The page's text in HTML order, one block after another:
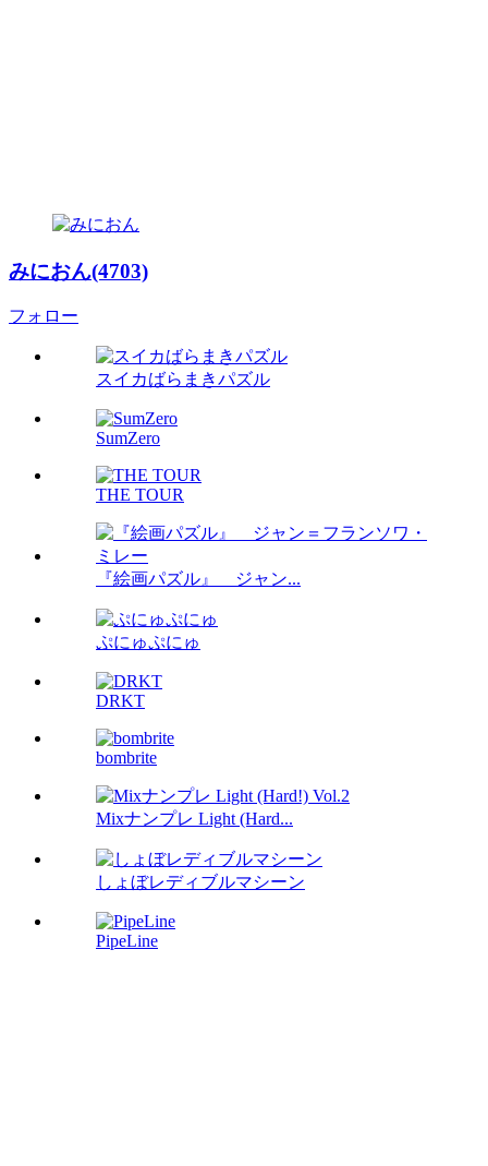
みにおん(4703)
フォロー
スイカばらまきパズル
SumZero
THE TOUR
『絵画パズル』 ジャン...
ぷにゅぷにゅ
DRKT
bombrite
Mixナンプレ Light (Hard...
しょぼレディブルマシーン
PipeLine